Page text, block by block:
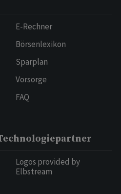
E-Rechner
Börsenlexikon
Sparplan
Vorsorge
FAQ
Logos provided by
Elbstream